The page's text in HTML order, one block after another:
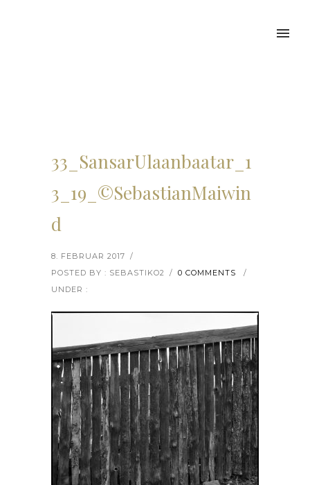
33_SansarUlaanbaatar_1
3_19_©SebastianMaiwin
d
8. FEBRUAR 2017 /
POSTED BY : SEBASTIKO2 / 0 COMMENTS
/
UNDER :